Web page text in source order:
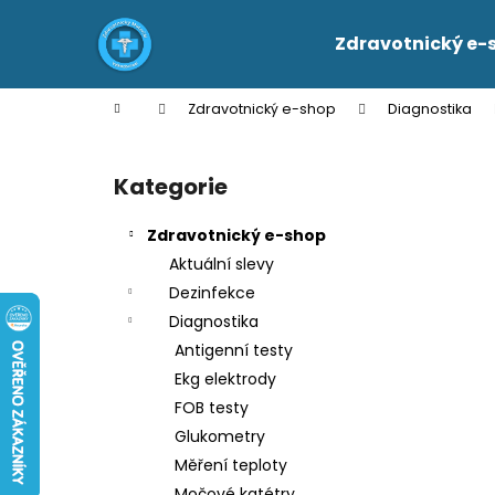
Zdravotnický e-
Domů Zdravotnický e-shop Diagnostika
Přeskočit
kategorie
Kategorie
Zdravotnický e-shop
Aktuální slevy
Dezinfekce
Diagnostika
Antigenní testy
Ekg elektrody
FOB testy
Glukometry
Měření teploty
í
Zpět
do
Zpět
do